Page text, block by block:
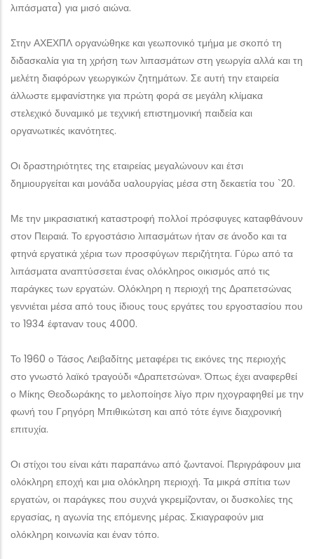
λιπάσματα) για μισό αιώνα.
Στην ΑΧΕΧΠΛ οργανώθηκε και γεωπονικό τμήμα με σκοπό τη
διδασκαλία για τη χρήση των λιπασμάτων στη γεωργία αλλά και τη
μελέτη διαφόρων γεωργικών ζητημάτων. Σε αυτή την εταιρεία
άλλωστε εμφανίστηκε για πρώτη φορά σε μεγάλη κλίμακα
στελεχικό δυναμικό με τεχνική επιστημονική παιδεία και
οργανωτικές ικανότητες.
Οι δραστηριότητες της εταιρείας μεγαλώνουν και έτσι
δημιουργείται και μονάδα υαλουργίας μέσα στη δεκαετία του `20.
Με την μικρασιατική καταστροφή πολλοί πρόσφυγες καταφθάνουν
στον Πειραιά. Το εργοστάσιο λιπασμάτων ήταν σε άνοδο και τα
φτηνά εργατικά χέρια των προσφύγων περιζήτητα. Γύρω από τα
λιπάσματα αναπτύσσεται ένας ολόκληρος οικισμός από τις
παράγκες των εργατών. Ολόκληρη η περιοχή της Δραπετσώνας
γεννιέται μέσα από τους ίδιους τους εργάτες του εργοστασίου που
το 1934 έφταναν τους 4000.
Το 1960 ο Τάσος Λειβαδίτης μεταφέρει τις εικόνες της περιοχής
στο γνωστό λαϊκό τραγούδι «Δραπετσώνα». Όπως έχει αναφερθεί
ο Μίκης Θεοδωράκης το μελοποίησε λίγο πριν ηχογραφηθεί με την
φωνή του Γρηγόρη Μπιθικώτση και από τότε έγινε διαχρονική
επιτυχία.
Οι στίχοι του είναι κάτι παραπάνω από ζωντανοί. Περιγράφουν μια
ολόκληρη εποχή και μια ολόκληρη περιοχή. Τα μικρά σπίτια των
εργατών, οι παράγκες που συχνά γκρεμίζονταν, οι δυσκολίες της
εργασίας, η αγωνία της επόμενης μέρας. Σκιαγραφούν μια
ολόκληρη κοινωνία και έναν τόπο.